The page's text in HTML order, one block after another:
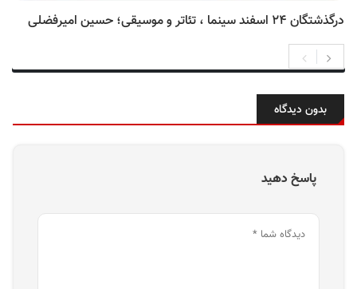
درگذشتگان ۲۴ اسفند سینما ، تئاتر و موسیقی؛ حسین امیرفضلی
بدون دیدگاه
پاسخ دهید